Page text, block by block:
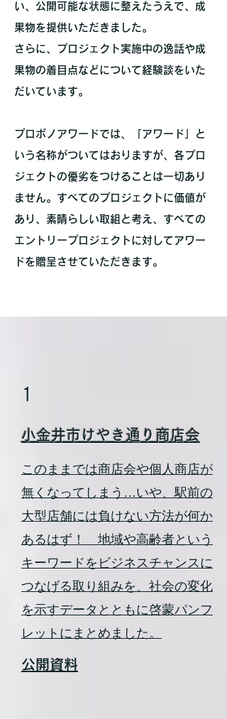
い、公開可能な状態に整えたうえで、成
果物を提供いただきました。
さらに、プロジェクト実施中の逸話や成
果物の着目点などについて経験談をいた
だいています。
プロボノアワードでは、「アワード」と
いう名称がついてはおりますが、各プロ
ジェクトの優劣をつけることは一切あり
ません。すべてのプロジェクトに価値が
あり、素晴らしい取組と考え、すべての
エントリープロジェクトに対してアワー
ドを贈呈させていただきます。
1
小金井市けやき通り商店会
このままでは商店会や個人商店が
無くなってしまう…いや、駅前の
大型店舗には負けない方法が何か
あるはず！ 地域や高齢者という
キーワードをビジネスチャンスに
つなげる取り組みを、社会の変化
を示すデータとともに啓蒙パンフ
レットにまとめました。
公開資料